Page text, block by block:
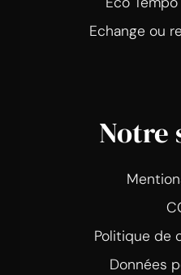
Echange ou
Notre
Politique de
Données